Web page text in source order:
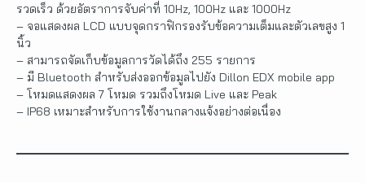
รวดเร็ว ด้วยอัตราการจับค่าที่ 10Hz, 100Hz และ 1000Hz
– จอแสดงผล LCD แบบจุดกราฟิกรองรับข้อความเต็มและตัวเลขสูง 1
นิ้ว
– สามารถจัดเก็บข้อมูลการวัดได้ถึง 255 รายการ
– มี Bluetooth สำหรับส่งออกข้อมูลไปยัง Dillon EDX mobile app
– โหมดแสดงผล 7 โหมด รวมถึงโหมด Live และ Peak
– IP68 เหมาะสำหรับการใช้งานกลางแจ้งอย่างต่อเนื่อง